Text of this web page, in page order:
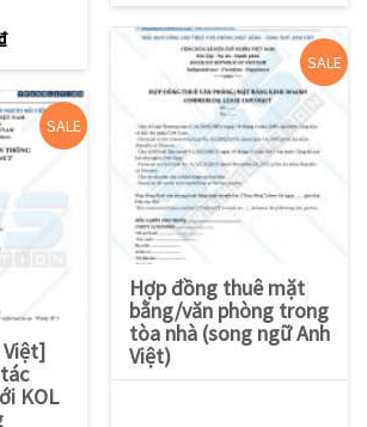
299.000 ₫.
Giá hiện tại là: 200.000 ₫.
Hợp đồng thuê mặt
bằng/văn phòng trong
tòa nhà (song ngữ Anh
Việt)
SALE
Việt]
KOL
SALE